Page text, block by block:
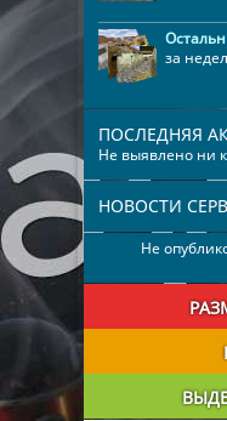
за
ПОСЛЕДНЯЯ
Не выявлено ни
НОВОСТИ
Не